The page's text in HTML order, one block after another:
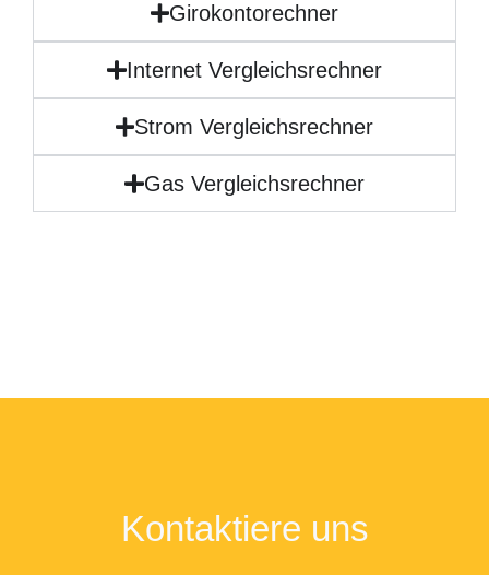
Girokontorechner
Internet Vergleichsrechner
Strom Vergleichsrechner
Gas Vergleichsrechner
Kontaktiere uns